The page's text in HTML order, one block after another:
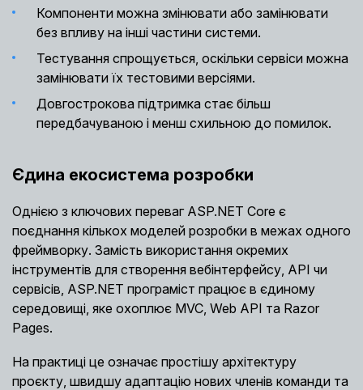
Компоненти можна змінювати або замінювати
без впливу на інші частини системи.
Тестування спрощується, оскільки сервіси можна
замінювати їх тестовими версіями.
Довгострокова підтримка стає більш
передбачуваною і менш схильною до помилок.
Єдина екосистема розробки
Однією з ключових переваг ASP.NET Core є
поєднання кількох моделей розробки в межах одного
фреймворку. Замість використання окремих
інструментів для створення вебінтерфейсу, API чи
сервісів, ASP.NET програміст працює в єдиному
середовищі, яке охоплює MVC, Web API та Razor
Pages.
На практиці це означає простішу архітектуру
проєкту, швидшу адаптацію нових членів команди та